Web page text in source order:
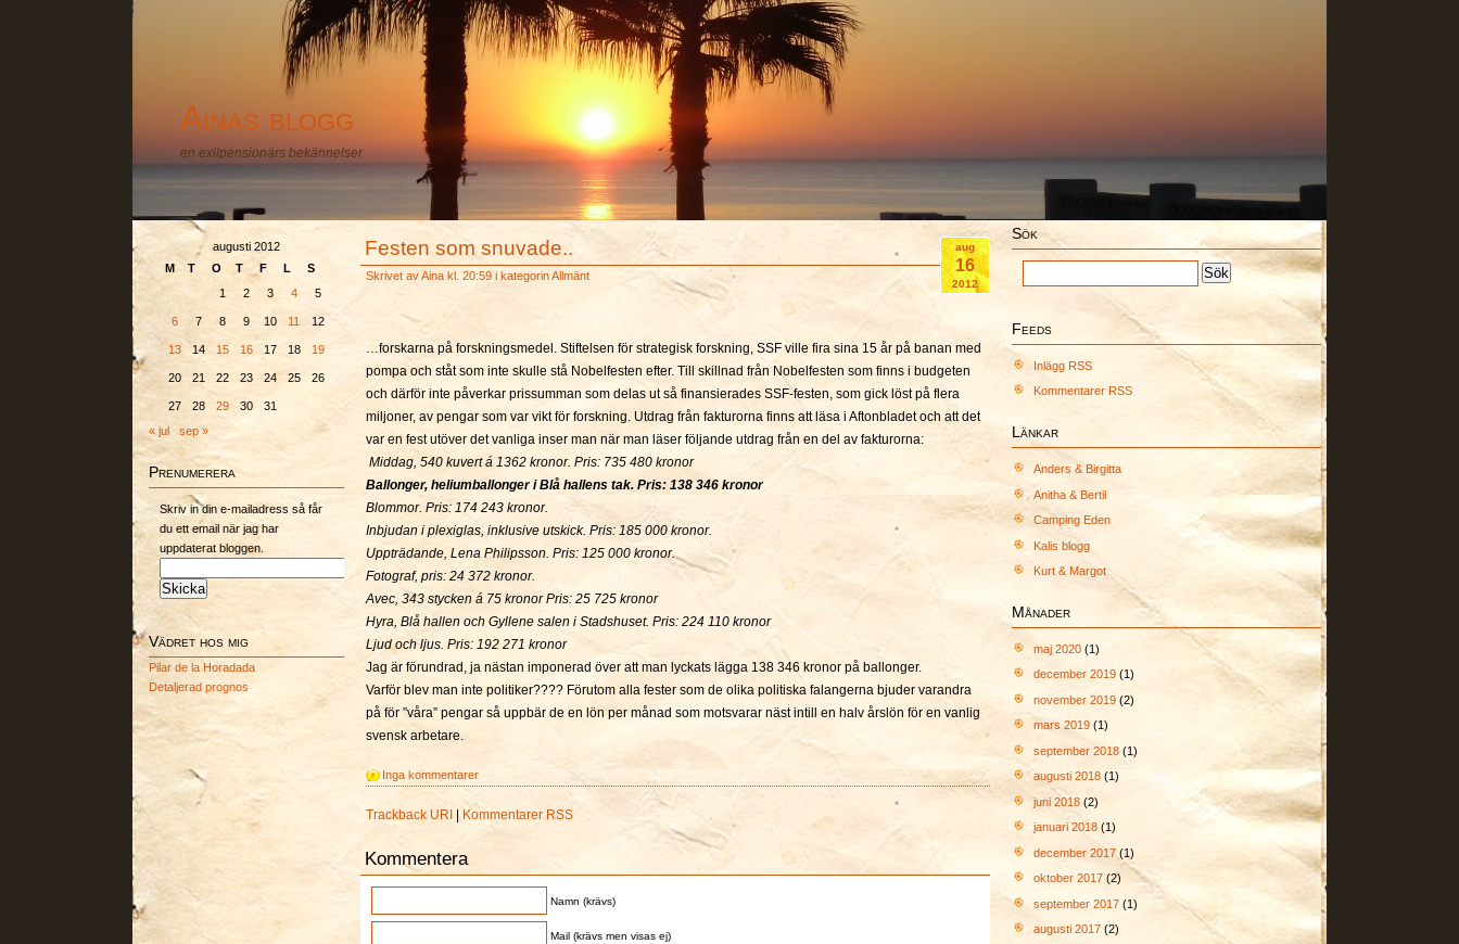
Ainas blogg
en exilpensionärs bekännelser
augusti 2012
M
T O T F L
S
1
2 3 4 5
6 7 8 9 10 11 12
13 14 15 16 17 18 19
20 21 22 23 24 25 26
27 28 29 30
31
« jul
sep »
Prenumerera
Skriv in din e-mailadress så får
du ett email när jag har
uppdaterat bloggen.
Vädret hos mig
Pilar de la Horadada
Detaljerad prognos
aug
16
2012
Festen som snuvade..
Skrivet avAina kl. 20:59 i kategorinAllmänt
…forskarna på forskningsmedel. Stiftelsen för strategisk forskning, SSF ville fira sina 15 år på banan med
pompa och ståt som inte skulle stå Nobelfesten efter. Till skillnad från Nobelfesten som finns i budgeten
och därför inte påverkar prissumman som delas ut så finansierades SSF-festen, som gick löst på flera
miljoner, av pengar som var vikt för forskning. Utdrag från fakturorna finns att läsa i Aftonbladet och att det
var en fest utöver det vanliga inser man när man läser följande utdrag från en del av fakturorna:
Middag, 540 kuvert á 1362 kronor. Pris: 735 480 kronor
Ballonger, heliumballonger i Blå hallens tak. Pris: 138 346 kronor
Blommor. Pris: 174 243 kronor.
Inbjudan i plexiglas, inklusive utskick. Pris: 185 000 kronor.
Uppträdande, Lena Philipsson. Pris: 125 000 kronor.
Fotograf, pris: 24 372 kronor.
Avec, 343 stycken á 75 kronor Pris: 25 725 kronor
Hyra, Blå hallen och Gyllene salen i Stadshuset. Pris: 224 110 kronor
Ljud och ljus. Pris: 192 271 kronor
Jag är förundrad, ja nästan imponerad över att man lyckats lägga 138 346 kronor på ballonger.
Varför blev man inte politiker???? Förutom alla fester som de olika politiska falangerna bjuder varandra
på för ”våra” pengar så uppbär de en lön per månad som motsvarar näst intill en halv årslön för en vanlig
svensk arbetare.
Inga kommentarer
Trackback URI | Kommentarer RSS
Kommentera
Namn (krävs)
Mail (krävs men visas ej)
Sök
Feeds
Inlägg RSS
Kommentarer RSS
Länkar
Anders & Birgitta
Anitha & Bertil
Camping Eden
Kalis blogg
Kurt & Margot
Månader
maj 2020 (1)
december 2019 (1)
november 2019 (2)
mars 2019 (1)
september 2018 (1)
augusti 2018 (1)
juni 2018 (2)
januari 2018 (1)
december 2017 (1)
oktober 2017 (2)
september 2017 (1)
augusti 2017 (2)